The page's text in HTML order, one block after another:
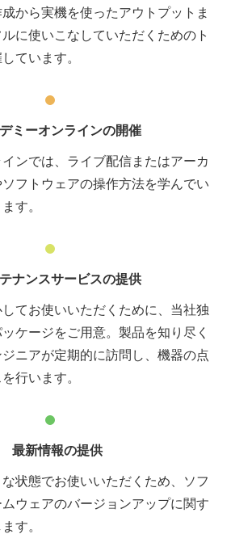
から実機を使ったアウトプットま
に使いこなしていただくためのト
ています。
ミーオンラインの開催
ンでは、ライブ配信またはアーカ
フトウェアの操作方法を学んでい
す。
ナンスサービスの提供
てお使いいただくために、当社独
ケージをご用意。製品を知り尽く
ニアが定期的に訪問し、機器の点
行います。
最新情報の提供
状態でお使いいただくため、ソフ
ムウェアのバージョンアップに関す
す。